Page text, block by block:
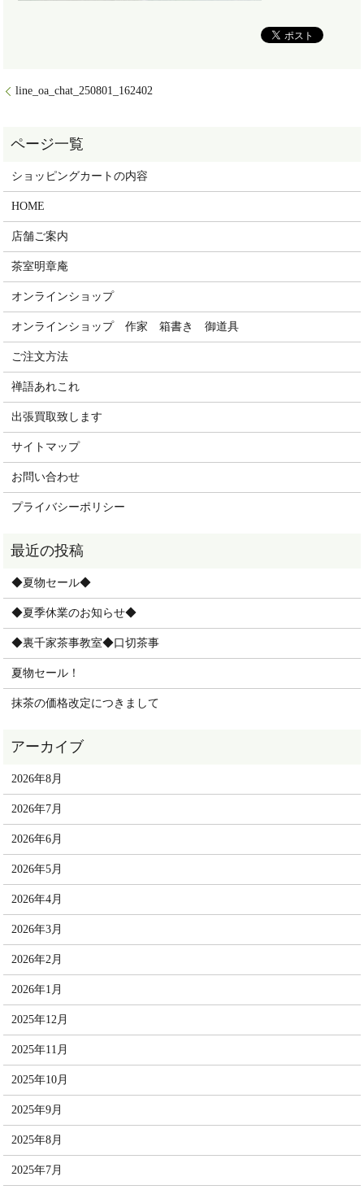
line_oa_chat_250801_162402
ショッピングカートの内容
HOME
店舗ご案内
茶室明章庵
オンラインショップ
オンラインショップ 作家 箱書き 御道具
ご注文方法
禅語あれこれ
出張買取致します
サイトマップ
お問い合わせ
プライバシーポリシー
◆夏物セール◆
◆夏季休業のお知らせ◆
◆裏千家茶事教室◆口切茶事
夏物セール！
抹茶の価格改定につきまして
2026年8月
2026年7月
2026年6月
2026年5月
2026年4月
2026年3月
2026年2月
2026年1月
2025年12月
2025年11月
2025年10月
2025年9月
2025年8月
2025年7月